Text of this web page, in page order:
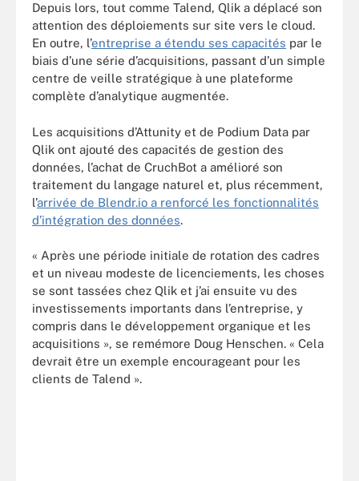
Depuis lors, tout comme Talend, Qlik a déplacé son
attention des déploiements sur site vers le cloud.
En outre, l’entreprise a étendu ses capacités par le
biais d’une série d’acquisitions, passant d’un simple
centre de veille stratégique à une plateforme
complète d’analytique augmentée.
Les acquisitions d’Attunity et de Podium Data par
Qlik ont ajouté des capacités de gestion des
données, l’achat de CruchBot a amélioré son
traitement du langage naturel et, plus récemment,
l’arrivée de Blendr.io a renforcé les fonctionnalités
d’intégration des données.
« Après une période initiale de rotation des cadres
et un niveau modeste de licenciements, les choses
se sont tassées chez Qlik et j’ai ensuite vu des
investissements importants dans l’entreprise, y
compris dans le développement organique et les
acquisitions », se remémore Doug Henschen. « Cela
devrait être un exemple encourageant pour les
clients de Talend ».